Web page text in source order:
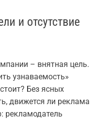
и отсутствие
– внятная цель.
узнаваемость»
Без ясных
движется ли реклама
рекламодатель